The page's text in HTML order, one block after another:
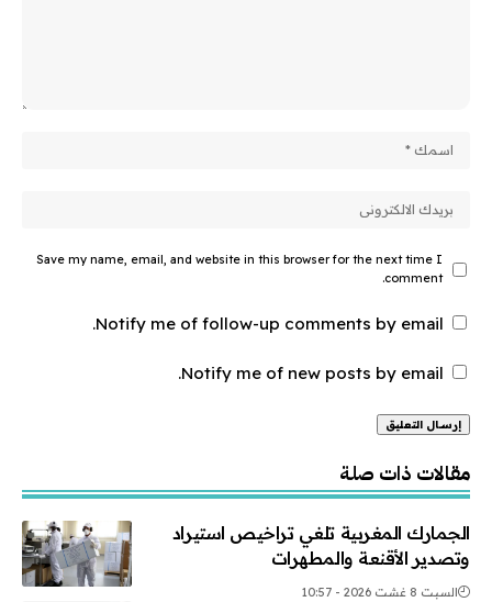
Save my name, email, and website in this browser for the next time I
comment.
Notify me of follow-up comments by email.
Notify me of new posts by email.
مقالات ذات صلة
الجمارك المغربية تلغي تراخيص استيراد
وتصدير الأقنعة والمطهرات
السبت 8 غشت 2026 - 10:57